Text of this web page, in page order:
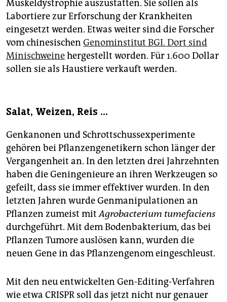
Muskeldystrophie auszustatten. Sie sollen als
Labortiere zur Erforschung der Krankheiten
eingesetzt werden. Etwas weiter sind die Forscher
vom chinesischen Genominstitut BGI. Dort sind
Minischweinehergestellt worden. Für 1.600 Dollar
sollen sie als Haustiere verkauft werden.
Salat, Weizen, Reis ...
Genkanonen und Schrottschussexperimente
gehören bei Pflanzengenetikern schon länger der
Vergangenheit an. In den letzten drei Jahrzehnten
haben die Geningenieure an ihren Werkzeugen so
gefeilt, dass sie immer effektiver wurden. In den
letzten Jahren wurde Genmanipulationen an
Pflanzen zumeist mitAgrobacterium tumefaciens
durchgeführt. Mit dem Bodenbakterium, das bei
Pflanzen Tumore auslösen kann, wurden die
neuen Gene in das Pflanzengenom eingeschleust.
Mit den neu entwickelten Gen-Editing-Verfahren
wie etwa CRISPR soll das jetzt nicht nur genauer